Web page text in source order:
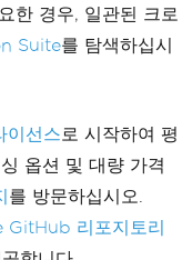
한 경우, 일관된 크로
Suite를 탐색하십시
이선스 로 시작하여 평
옵션 및 대량 가격
를 방문하십시오.
리포지토리